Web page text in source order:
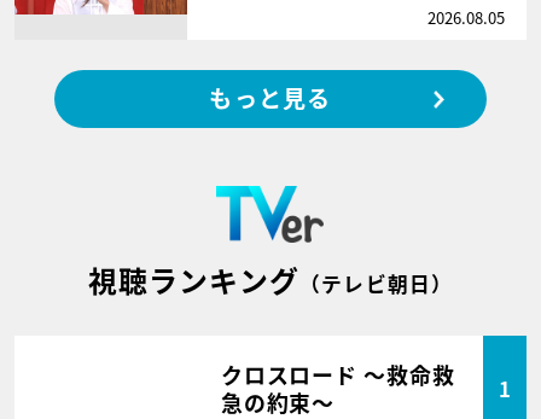
2026.08.05
もっと見る
視聴ランキング （テレビ朝日）
クロスロード ～救命救
急の約束～
1